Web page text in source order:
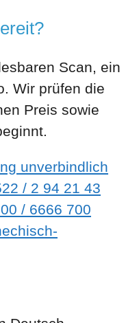
Scan, ein
Wir prüfen die
Preis sowie
unverbindlich
/ 2 94 21 43
/ 6666 700